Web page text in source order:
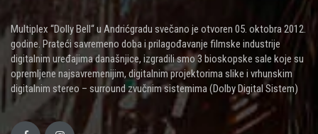
Multiplex “Dolly Bell“ u Andrićgradu svečano je otvoren 05. oktobra 2012.
godine. Prateći savremeno doba i prilagođavanje filmske industrije
digitalnim uređajima današnjice, izgradili smo 3 bioskopske sale koje su
opremljene najsavremenijim, digitalnim projektorima slike i vrhunskim
digitalnim stereo – surround zvučnim sistemima (Dolby Digital Sistem)